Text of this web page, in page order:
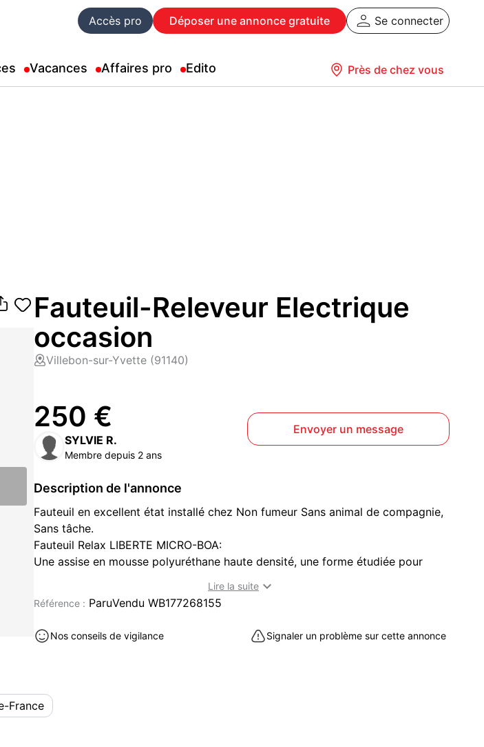
Accès pro Déposer une annonce gratuite Se connecter
Vacances Affaires pro Edito Près de chez vous
Fauteuil-Releveur Electrique
occasion
Villebon-sur-Yvette (91140)
250 €
SYLVIE R.
Membre depuis 2 ans
Envoyer un message
Description de l'annonce
Fauteuil en excellent état installé chez Non fumeur Sans animal de compagnie,
Sans tâche.
Fauteuil Relax LIBERTE MICRO-BOA:
Une assise en mousse polyuréthane haute densité, une forme étudiée pour
Le fauteuil relax électrique Liberté est équipé d'un système renforcé pour des
poids de plus de 150 kg, ultra-résistant.
Avec le mode releveur, pour les personnes qui nécessitent une aide pour se
mettre debout ou s'asseoir.
Assise en mousse polyuréthane haute densité.
Mécanisme de relaxation releveur mono moteur.
Lire la suite 
Référence : ParuVendu WB177268155
Nos conseils de vigilance Signaler un problème sur cette annonce
France